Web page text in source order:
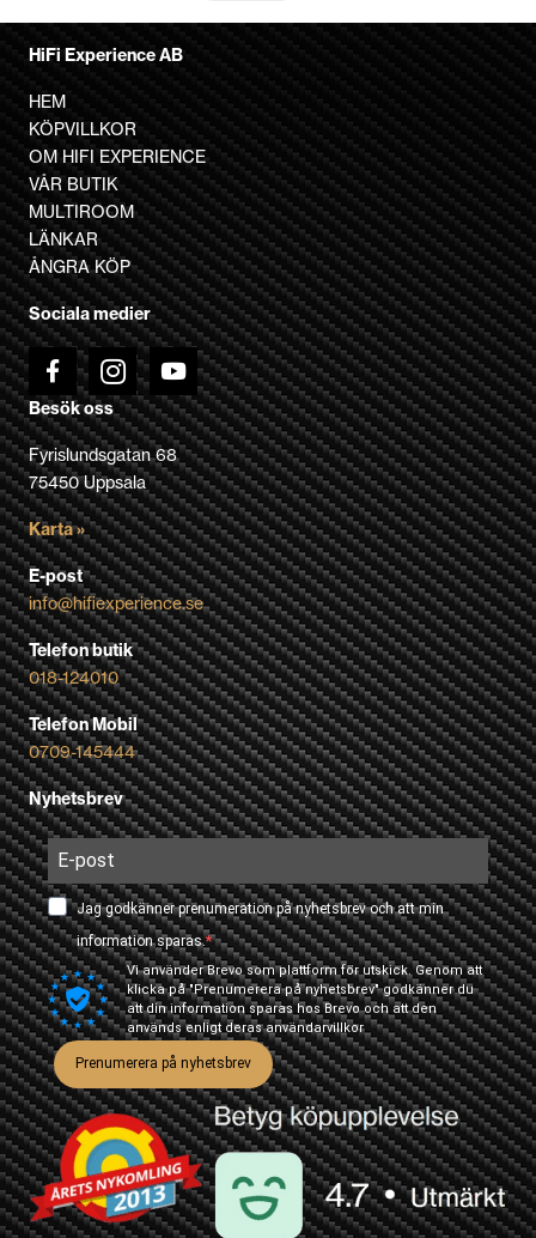
HiFi Experience AB
HEM
KÖPVILLKOR
OM HIFI EXPERIENCE
VÅR BUTIK
MULTIROOM
LÄNKAR
ÅNGRA KÖP
Sociala medier
Besök oss
Fyrislundsgatan 68
75450 Uppsala
Karta »
E-post
info@hifiexperience.se
Telefon butik
018-124010
Telefon Mobil
0709-145444
Nyhetsbrev
Jag godkänner prenumeration på nyhetsbrev och att min
information sparas.
Vi använder Brevo som plattform för utskick. Genom att
klicka på "Prenumerera på nyhetsbrev" godkänner du
att din information sparas hos Brevo och att den
används enligt derasanvändarvillkor
Prenumerera på nyhetsbrev